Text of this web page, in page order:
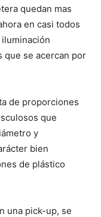
quedan mas
en casi todos
que se acercan por
de proporciones
que
y
bien
de plástico
una pick-up, se